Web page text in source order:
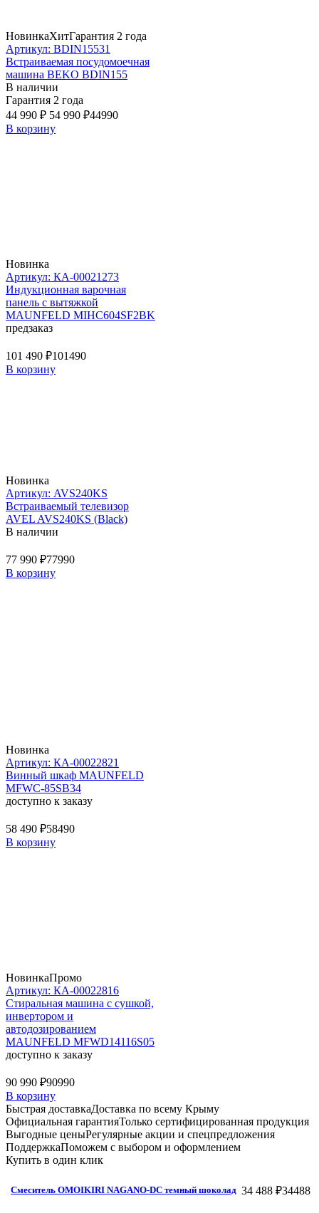
НовинкаХитГарантия 2 года
Артикул: BDIN15531
Встраиваемая посудомоечная
машина BEKO BDIN155
В наличии
Гарантия 2 года
44 990 ₽ 54 990 ₽44990
В корзину
Новинка
Артикул: КА-00021273
Индукционная варочная
панель с вытяжкой
MAUNFELD MIHC604SF2BK
предзаказ
101 490 ₽101490
В корзину
Новинка
Артикул: AVS240KS
Встраиваемый телевизор
AVEL AVS240KS (Black)
В наличии
77 990 ₽77990
В корзину
Новинка
Артикул: КА-00022821
Винный шкаф MAUNFELD
MFWC-85SB34
доступно к заказу
58 490 ₽58490
В корзину
НовинкаПромо
Артикул: КА-00022816
Стиральная машина c сушкой,
инвертором и
автодозированием
MAUNFELD MFWD14116S05
доступно к заказу
90 990 ₽90990
В корзину
Быстрая доставкаДоставка по всему Крыму
Официальная гарантияТолько сертифицированная продукция
Выгодные ценыРегулярные акции и спецпредложения
ПоддержкаПоможем с выбором и оформлением
Купить в один клик
Смеситель OMOIKIRI NAGANO-DC темный шоколад 34 488 ₽34488